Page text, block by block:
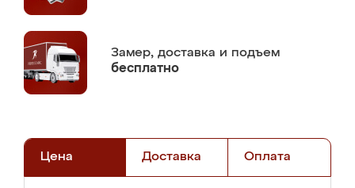
Замер, доставка и подъем
бесплатно
Цена Доставка Оплата